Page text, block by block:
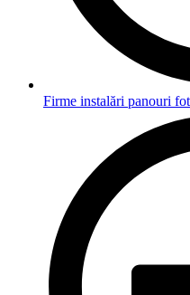
Firme instalări panouri